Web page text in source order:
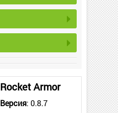
Rocket Armor
Версия: 0.8.7